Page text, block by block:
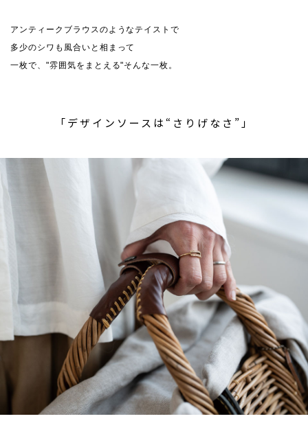
アンティークブラウスのようなテイストで
多少のシワも風合いと相まって
一枚で、"雰囲気をまとえる"そんな一枚。
「デザインソースは“さりげなさ”」